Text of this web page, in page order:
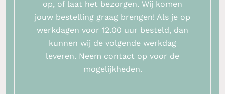
op, of laat het bezorgen. Wij komen
jouw bestelling graag brengen! Als je op
werkdagen voor 12.00 uur besteld, dan
kunnen wij de volgende werkdag
leveren. Neem contact op voor de
mogelijkheden.